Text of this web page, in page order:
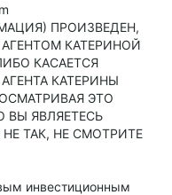
ПРОИЗВЕДЕН,
КАТЕРИНОЙ
КАСАЕТСЯ
КАТЕРИНЫ
ЭТО
ВЫ ЯВЛЯЕТЕСЬ
ТАК, НЕ СМОТРИТЕ
инвестиционным